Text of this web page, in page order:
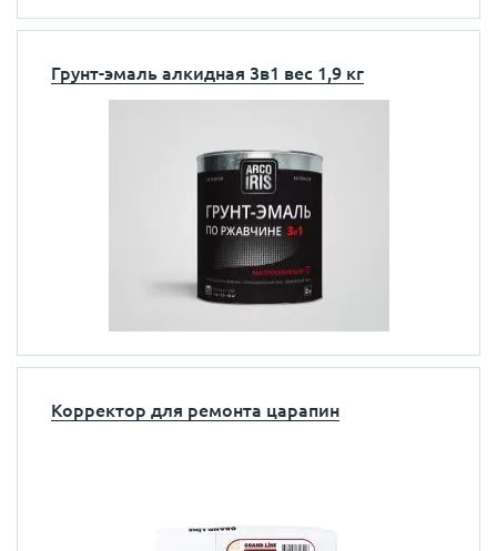
Грунт-эмаль алкидная 3в1 вес 1,9 кг
Корректор для ремонта царапин